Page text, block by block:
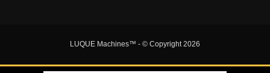
LUQUE Machines™ - © Copyright 2026